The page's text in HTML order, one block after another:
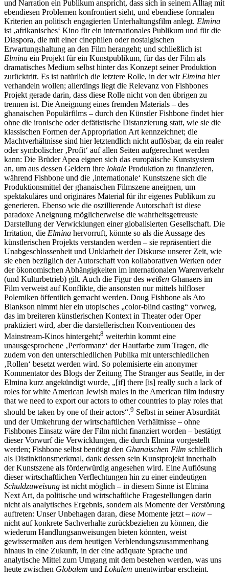
und Narration ein Publikum anspricht, dass sich in seinem Alltag mit
ebendiesen Problemen konfrontiert sieht, und ebendiese formalen
Kriterien an politisch engagierten Unterhaltungsfilm anlegt. Elmina
ist ‚afrikanisches‘ Kino für ein internationales Publikum und für die
Diaspora, die mit einer cinephilen oder nostalgischen
Erwartungshaltung an den Film herangeht; und schließlich ist
Elmina ein Projekt für ein Kunstpublikum, für das der Film als
dramatisches Medium selbst hinter das Konzept seiner Produktion
zurücktritt. Es ist natürlich die letztere Rolle, in der wir Elmina hier
verhandeln wollen; allerdings liegt die Relevanz von Fishbones
Projekt gerade darin, dass diese Rolle nicht von den übrigen zu
trennen ist. Die Aneignung eines fremden Materials – des
ghanaischen Populärfilms – durch den Künstler Fishbone findet hier
ohne die ironische oder defätistische Distanzierung statt, wie sie die
klassischen Formen der Appropriation Art kennzeichnet; die
Machtverhältnisse sind hier letztendlich nicht auflösbar, da ein realer
oder symbolischer ‚Profit‘ auf allen Seiten aufgerechnet werden
kann: Die Brüder Apea eignen sich das europäische Kunstsystem
an, um aus dessen Geldern ihre lokale Produktion zu finanzieren,
während Fishbone und die ‚internationale‘ Kunstszene sich die
Produktionsmittel der ghanaischen Filmszene aneignen, um
spektakuläres und originäres Material für ihr eigenes Publikum zu
generieren. Ebenso wie die oszillierende Autorschaft ist diese
paradoxe Aneignung möglicherweise die wahrheitsgetreuste
Darstellung der Verwicklungen einer globalisierten Gesellschaft. Die
Irritation, die Elmina hervorruft, könnte so als die Aussage des
künstlerischen Projekts verstanden werden – sie repräsentiert die
Unabgeschlossenheit und Unklarheit der Diskurse unserer Zeit, wie
sie eben bezüglich der Autorschaft von kollaborativen Werken oder
der ökonomischen Abhängigkeiten im internationalen Warenverkehr
(und Kulturbetrieb) gilt. Auch die Figur des weißen Ghanaers im
Film verweist auf Konflikte, die ansonsten nur mittels hilfloser
Polemiken öffentlich gemacht werden. Doug Fishbone als Ato
Blankson nimmt hier ein utopisches „color-blind casting“ vorweg,
das im breiteren künstlerischen Kontext in Theater oder Oper
praktiziert wird, aber die darstellerischen Konventionen des
Mainstream-Kinos hintergeht;8 weiterhin kommt eine
unausgesprochene ‚Performanz‘ der Hautfarbe zum Tragen, die
zudem von den unterschiedlichen Publika mit unterschiedlichen
‚Rollen‘ besetzt werden wird. So polemisierte ein anonymer
Kommentator des Blogs der Zeitung The Stranger aus Seattle, in der
Elmina kurz angekündigt wurde, „[if] there [is] really such a lack of
roles for white American Jewish males in the American film industry
that we need to export our actors to other countries to play roles that
should be taken by one of their actors“.9 Selbst in seiner Absurdität
und der Umkehrung der wirtschaftlichen Verhältnisse – ohne
Fishbones Einsatz wäre der Film nicht finanziert worden – bestätigt
dieser Vorwurf die Verwicklungen, die durch Elmina vorgestellt
werden; Fishbone selbst benötigt den Ghanaischen Film schließlich
als Distinktionsmerkmal, dank dessen sein Kunstprojekt innerhalb
der Kunstszene als förderwürdig angesehen wird. Eine Auflösung
dieser wirtschaftlichen Verflechtungen hin zu einer eindeutigen
Schuldzuweisung ist nicht möglich – in diesem Sinne ist Elmina
Next Art, da politische und wirtschaftliche Fragestellungen darin
nicht als analytisches Ergebnis, sondern als Momente der Verstörung
auftreten: Unser Unbehagen daran, diese Momente jetzt – now –
nicht auf konkrete Sachverhalte zurückbeziehen zu können, die
wiederum Handlungsanweisungen bieten könnten, weist
gewissermaßen aus dem heutigen Verblendungszusammenhang
hinaus in eine Zukunft, in der eine adäquate Sprache und
analytische Mittel zum Umgang mit dem bestehen werden, was uns
heute zwischen Globalem und Lokalem unentwirrbar erscheint.